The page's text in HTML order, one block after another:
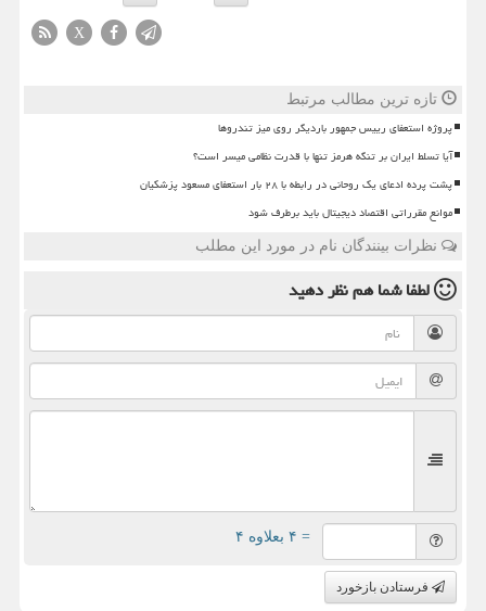
X
تازه ترین مطالب مرتبط
پروژه استعفای رییس جمهور باردیگر روی میز تندروها
آیا تسلط ایران بر تنگه هرمز تنها با قدرت نظامی میسر است؟
پشت پرده ادعای یک روحانی در رابطه با ۲۸ بار استعفای مسعود پزشکیان
موانع مقرراتی اقتصاد دیجیتال باید برطرف شود
نظرات بینندگان نام در مورد این مطلب
لطفا شما همنظر دهید
= ۴ بعلاوه ۴
فرستادن بازخورد